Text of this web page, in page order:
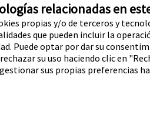
relacionadas en
propias y/o de terceros y
que pueden incluir la
Puede optar por dar su
su uso haciendo clic en
sus propias preferencias